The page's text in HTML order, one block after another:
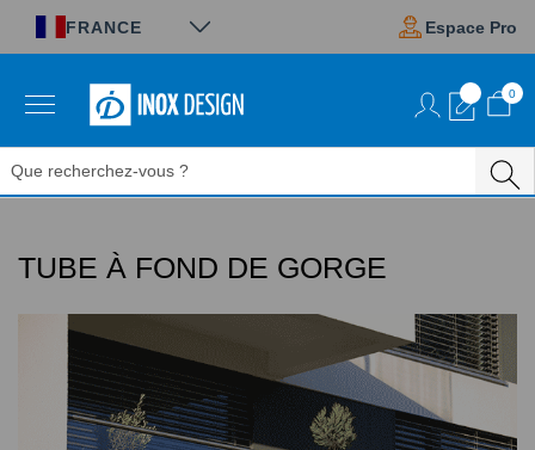
FRANCE Espace Pro
0
contenu
TUBE À FOND DE GORGE
Panneau de gestion des cookies